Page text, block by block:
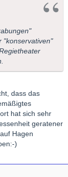
"konservativen"
dass das
hat sich sehr
geratener
Hagen
)